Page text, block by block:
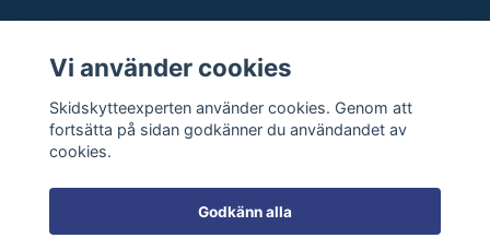
Sociala medier
Vi använder cookies
Skidskytteexperten använder cookies. Genom att
fortsätta på sidan godkänner du användandet av
cookies.
Godkänn alla